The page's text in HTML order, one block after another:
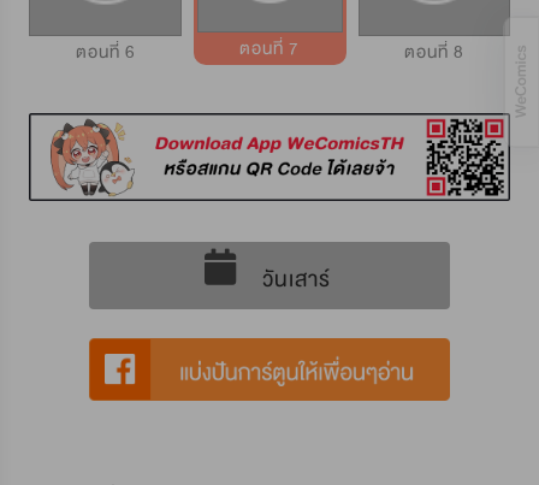
ตอนที่ 6 ตอนที่ 7 ตอนที่ 8
วันเสาร์